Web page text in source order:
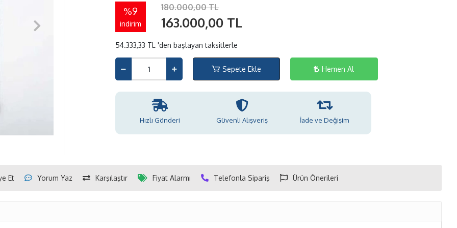
%9
indirim
180.000,00 TL
163.000,00 TL
54.333,33 TL 'den başlayan taksitlerle
Sepete Ekle Hemen Al
Hızlı Gönderi Güvenli Alışveriş İade ve Değişim
Et Yorum Yaz Karşılaştır Fiyat Alarmı Telefonla Sipariş Ürün Önerileri